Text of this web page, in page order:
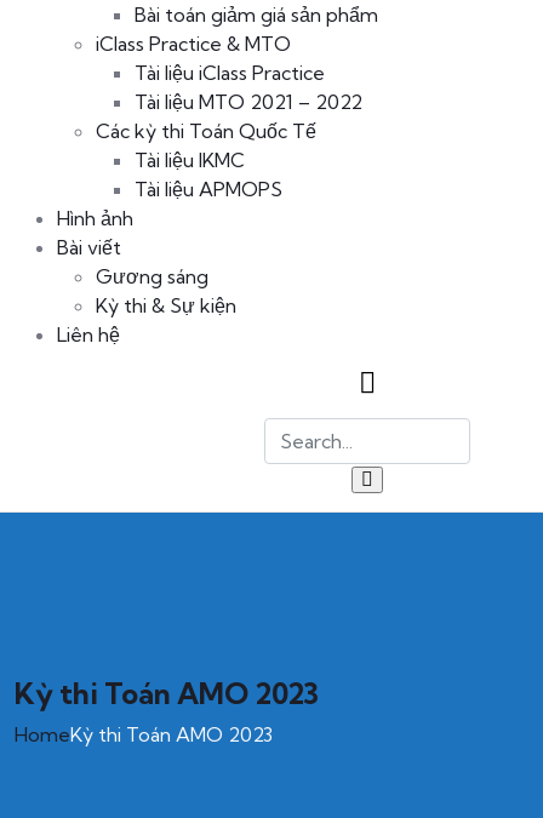
Bài toán giảm giá sản phẩm
iClass Practice & MTO
Tài liệu iClass Practice
Tài liệu MTO 2021 – 2022
Các kỳ thi Toán Quốc Tế
Tài liệu IKMC
Tài liệu APMOPS
Hình ảnh
Bài viết
Gương sáng
Kỳ thi & Sự kiện
Liên hệ
Kỳ thi Toán AMO 2023
HomeKỳ thi Toán AMO 2023